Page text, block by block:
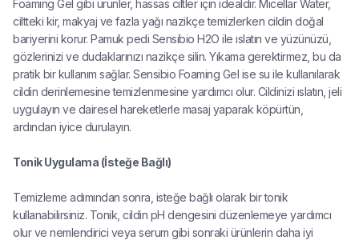
Foaming Gel gibi ürünler, hassas ciltler için idealdir. Micellar Water,
ciltteki kir, makyaj ve fazla yağı nazikçe temizlerken cildin doğal
bariyerini korur. Pamuk pedi Sensibio H2O ile ıslatın ve yüzünüzü,
gözlerinizi ve dudaklarınızı nazikçe silin. Yıkama gerektirmez, bu da
pratik bir kullanım sağlar. Sensibio Foaming Gel ise su ile kullanılarak
cildin derinlemesine temizlenmesine yardımcı olur. Cildinizi ıslatın, jeli
uygulayın ve dairesel hareketlerle masaj yaparak köpürtün,
ardından iyice durulayın.
Tonik Uygulama (İsteğe Bağlı)
Temizleme adımından sonra, isteğe bağlı olarak bir tonik
kullanabilirsiniz. Tonik, cildin pH dengesini düzenlemeye yardımcı
olur ve nemlendirici veya serum gibi sonraki ürünlerin daha iyi